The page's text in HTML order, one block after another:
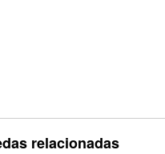
relacionadas